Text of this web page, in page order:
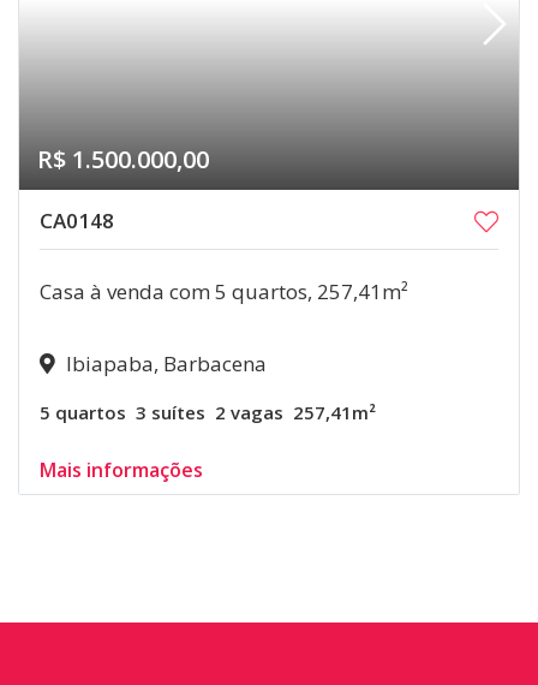
R$ 1.500.000,00
CA0148
Casa à venda com 5 quartos, 257,41m²
Ibiapaba, Barbacena
5 quartos 3 suítes 2 vagas 257,41m²
Mais informações